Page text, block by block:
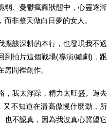
弱、憂鬱瘋癲狀態中，心靈逐漸
非整天做白日夢的女人。
應該深耕的本行，也發現我不適
到拍片這個戰場(導演/編劇)，跟
間裡創作。
，我太浮躁，精力太旺盛。過去
又不知道在清高傲慢什麼勁，所
也不認真，因為我沒真心冀望它